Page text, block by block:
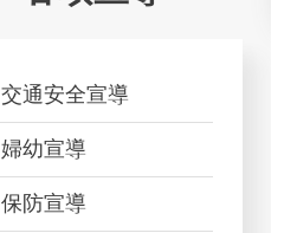
交通安全宣導
婦幼宣導
保防宣導